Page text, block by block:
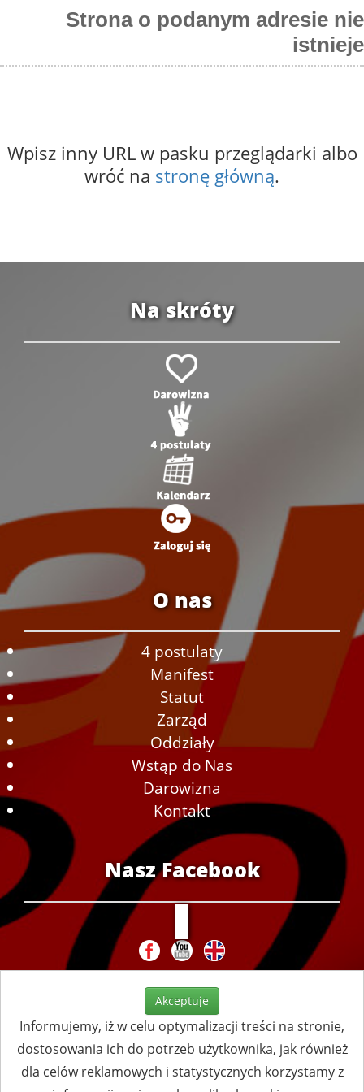
Strona o podanym adresie nie
istnieje
Wpisz inny URL w pasku przeglądarki albo
wróć na stronę główną.
Na skróty
O nas
4 postulaty
Manifest
Statut
Zarząd
Oddziały
Wstąp do Nas
Darowizna
Kontakt
Nasz Facebook
Akceptuje
Informujemy, iż w celu optymalizacji treści na stronie,
dostosowania ich do potrzeb użytkownika, jak również
dla celów reklamowych i statystycznych korzystamy z